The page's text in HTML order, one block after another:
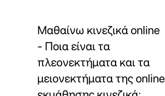
Μαθαίνω κινεζικά online
- Ποια είναι τα
πλεονεκτήματα και τα
μειονεκτήματα της online